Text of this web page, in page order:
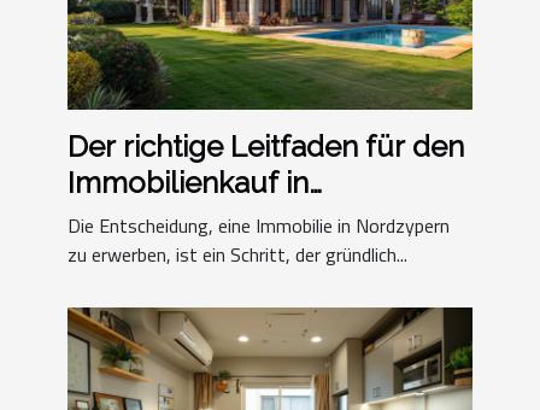
Der richtige Leitfaden für den
Immobilienkauf in
Nordzypern
Die Entscheidung, eine Immobilie in Nordzypern
zu erwerben, ist ein Schritt, der gründlich...